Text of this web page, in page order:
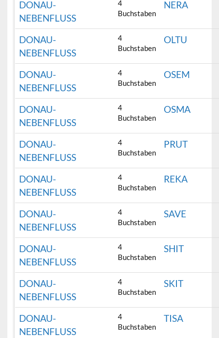
DONAU-
NEBENFLUSS
4
Buchstaben
NERA
DONAU-
NEBENFLUSS
4
Buchstaben
OLTU
DONAU-
NEBENFLUSS
4
Buchstaben
OSEM
DONAU-
NEBENFLUSS
4
Buchstaben
OSMA
DONAU-
NEBENFLUSS
4
Buchstaben
PRUT
DONAU-
NEBENFLUSS
4
Buchstaben
REKA
DONAU-
NEBENFLUSS
4
Buchstaben
SAVE
DONAU-
NEBENFLUSS
4
Buchstaben
SHIT
DONAU-
NEBENFLUSS
4
Buchstaben
SKIT
DONAU-
NEBENFLUSS
4
Buchstaben
TISA